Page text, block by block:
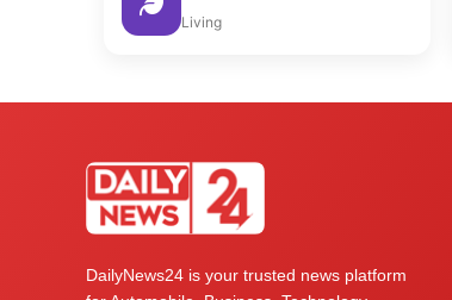
Living
DailyNews24 is your trusted news platform